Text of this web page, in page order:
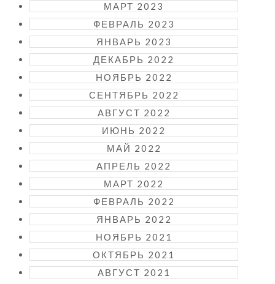
МАРТ 2023
ФЕВРАЛЬ 2023
ЯНВАРЬ 2023
ДЕКАБРЬ 2022
НОЯБРЬ 2022
СЕНТЯБРЬ 2022
АВГУСТ 2022
ИЮНЬ 2022
МАЙ 2022
АПРЕЛЬ 2022
МАРТ 2022
ФЕВРАЛЬ 2022
ЯНВАРЬ 2022
НОЯБРЬ 2021
ОКТЯБРЬ 2021
АВГУСТ 2021